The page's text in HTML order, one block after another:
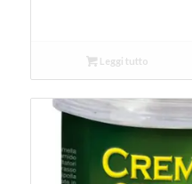
Leggi tutto